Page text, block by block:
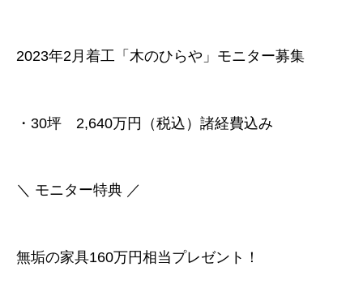
2023年2月着工「木のひらや」モニター募集
・30坪 2,640万円（税込）諸経費込み
＼ モニター特典 ／
無垢の家具160万円相当プレゼント！